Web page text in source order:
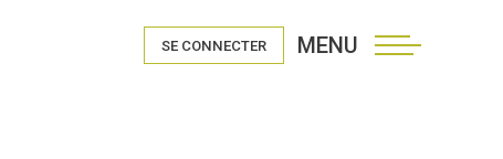
SE CONNECTER MENU